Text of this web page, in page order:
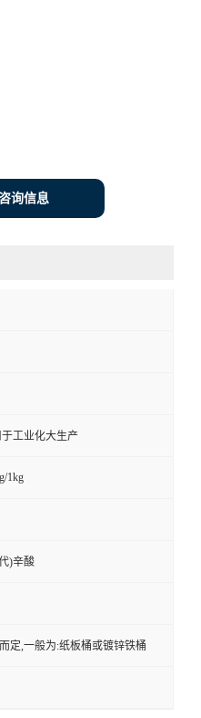
询信息
工业化大生产
1kg
)辛酸
定,一般为:纸板桶或镀锌铁桶